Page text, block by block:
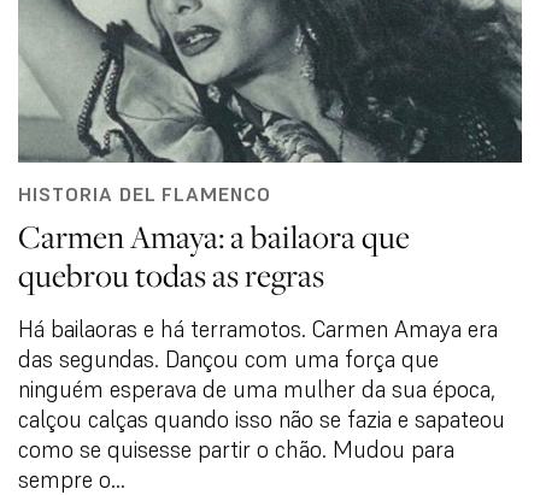
HISTORIA DEL FLAMENCO
Carmen Amaya: a bailaora que
quebrou todas as regras
Há bailaoras e há terramotos. Carmen Amaya era
das segundas. Dançou com uma força que
ninguém esperava de uma mulher da sua época,
calçou calças quando isso não se fazia e sapateou
como se quisesse partir o chão. Mudou para
sempre o...